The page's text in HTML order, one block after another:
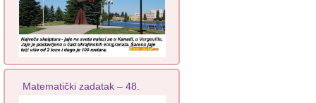
Matematički zadatak – 48.